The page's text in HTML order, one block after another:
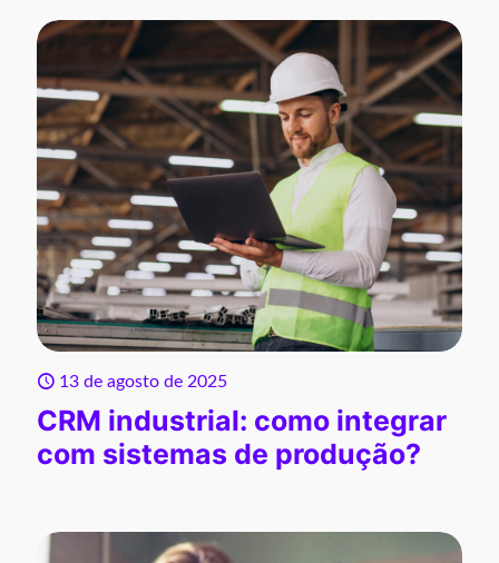
13 de agosto de 2025
CRM industrial: como integrar
com sistemas de produção?